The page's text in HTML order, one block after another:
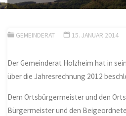
GEMEINDERAT 15. JANUAR 2014
Der Gemeinderat Holzheim hat in
über die Jahresrechnung 2012
Dem Ortsbürgermeister und den
Bürgermeister und den